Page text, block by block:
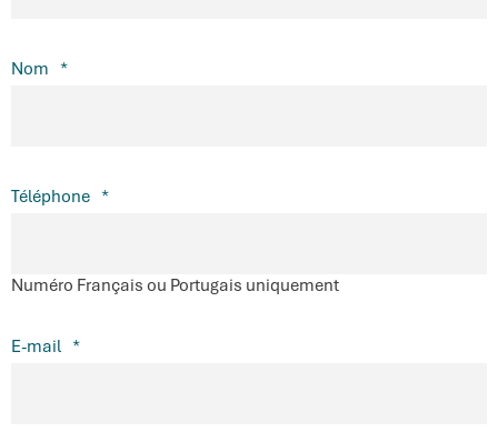
Nom *
Téléphone *
Numéro Français ou Portugais uniquement
E-mail *